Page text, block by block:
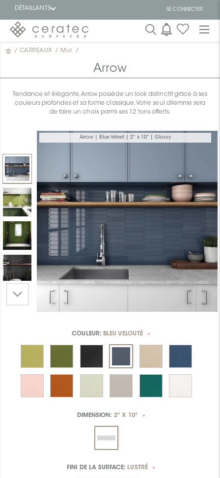
DÉTAILLANTS SE CONNECTER
En
/ CARREAUX / Mur /
Arrow
Tendance et élégante, Arrow possède un look distinctif grâce à ses
couleurs profondes et sa forme classique. Votre seul dilemme sera
de faire un choix parmi ses 12 tons offerts.
Arrow | Blue Velvet | 2" x 10" | Glossy
COULEUR: BLEU VELOUTÉ *
DIMENSION: 2" X 10" *
FINI DE LA SURFACE: LUSTRÉ *